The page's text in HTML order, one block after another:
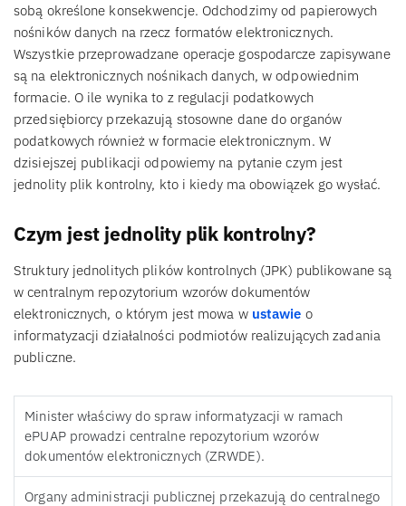
sobą określone konsekwencje. Odchodzimy od papierowych
nośników danych na rzecz formatów elektronicznych.
Wszystkie przeprowadzane operacje gospodarcze zapisywane
są na elektronicznych nośnikach danych, w odpowiednim
formacie. O ile wynika to z regulacji podatkowych
przedsiębiorcy przekazują stosowne dane do organów
podatkowych również w formacie elektronicznym. W
dzisiejszej publikacji odpowiemy na pytanie czym jest
jednolity plik kontrolny, kto i kiedy ma obowiązek go wysłać.
Czym jest jednolity plik kontrolny?
Struktury jednolitych plików kontrolnych (JPK) publikowane są
w centralnym repozytorium wzorów dokumentów
elektronicznych, o którym jest mowa w ustawie o
informatyzacji działalności podmiotów realizujących zadania
publiczne.
Minister właściwy do spraw informatyzacji w ramach
ePUAP prowadzi centralne repozytorium wzorów
dokumentów elektronicznych (ZRWDE).
Organy administracji publicznej przekazują do centralnego